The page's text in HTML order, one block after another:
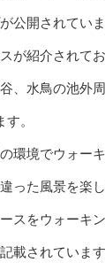
公開されていま
が紹介されて
、水鳥の池外
。
環境でウォー
った風景を楽
スをウォーキ
載されています